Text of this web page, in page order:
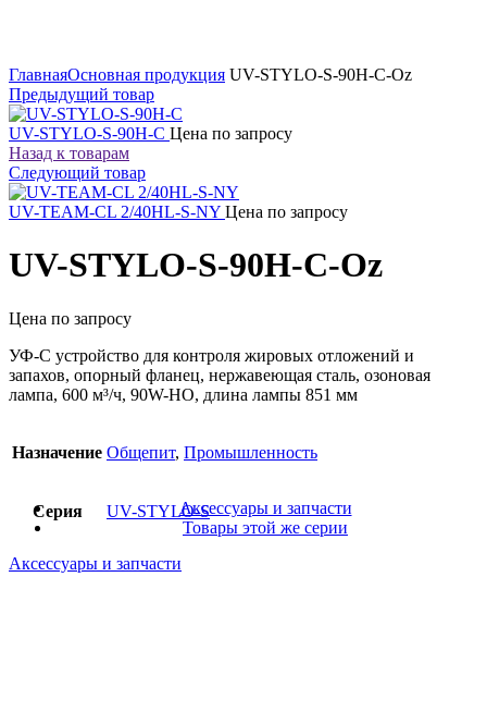
ГлавнаяОсновная продукция UV-STYLO-S-90H-C-Oz
Предыдущий товар
UV-STYLO-S-90H-C Цена по запросу
Назад к товарам
Следующий товар
UV-TEAM-CL 2/40HL-S-NY Цена по запросу
UV-STYLO-S-90H-C-Oz
Цена по запросу
УФ-С устройство для контроля жировых отложений и
запахов, опорный фланец, нержавеющая сталь, озоновая
лампа, 600 м³/ч, 90W-HO, длина лампы 851 мм
Назначение Общепит, Промышленность
Серия UV-STYLO-SАксессуары и запчасти
Товары этой же серии
Аксессуары и запчасти